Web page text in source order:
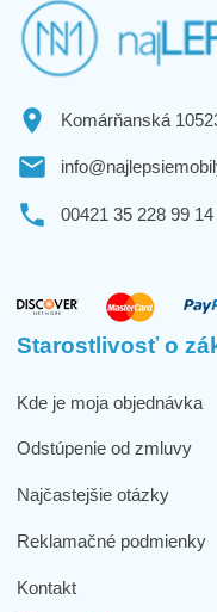
Komárňanská
00421 35 228 99 14
Starostlivosť o
Kde je moja objednávka
Odstúpenie od zmluvy
Najčastejšie otázky
Reklamačné podmienky
Kontakt